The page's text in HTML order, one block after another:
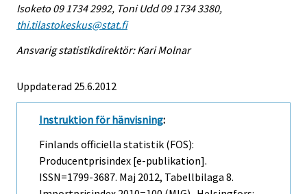
Isoketo 09 1734 2992, Toni Udd 09 1734 3380,
thi.tilastokeskus@stat.fi
Ansvarig statistikdirektör: Kari Molnar
Uppdaterad 25.6.2012
Instruktion för hänvisning:
Finlands officiella statistik (FOS):
Producentprisindex [e-publikation].
ISSN=1799-3687. Maj 2012, Tabellbilaga 8.